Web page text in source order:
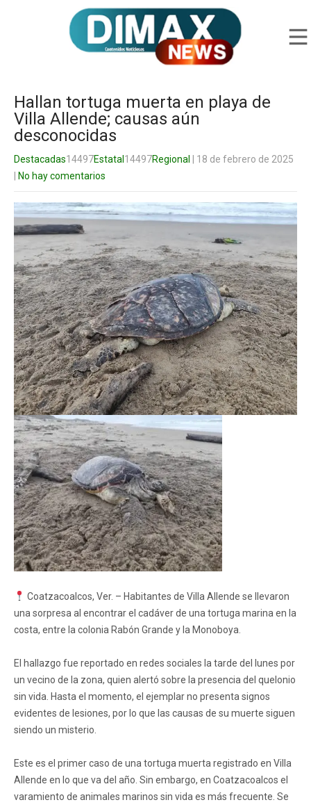
Hallan tortuga muerta en playa de
Villa Allende; causas aún
desconocidas
Destacadas14497Estatal 14497Regional
| 18 de febrero de 2025
No hay comentarios
Coatzacoalcos, Ver. – Habitantes de Villa Allende se llevaron
una sorpresa al encontrar el cadáver de una tortuga marina en la
costa, entre la colonia Rabón Grande y la Monoboya.
El hallazgo fue reportado en redes sociales la tarde del lunes por
un vecino de la zona, quien alertó sobre la presencia del quelonio
sin vida. Hasta el momento, el ejemplar no presenta signos
evidentes de lesiones, por lo que las causas de su muerte siguen
siendo un misterio.
Este es el primer caso de una tortuga muerta registrado en Villa
Allende en lo que va del año. Sin embargo, en Coatzacoalcos el
varamiento de animales marinos sin vida es más frecuente. Se